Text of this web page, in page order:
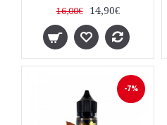
16,00€ 14,90€
-7%